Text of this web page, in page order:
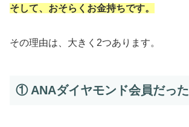
そして、おそらくお金持ちです。
その理由は、大きく2つあります。
① ANAダイヤモンド会員だった